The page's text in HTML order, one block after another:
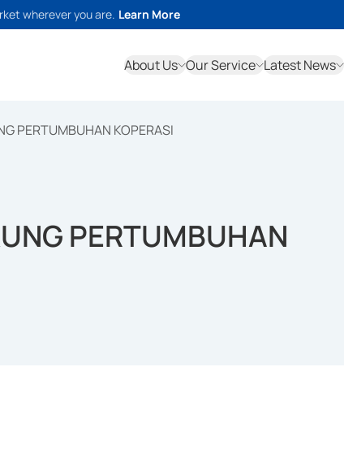
wherever you are. Learn More
About Us Our Service Latest News
PERTUMBUHAN KOPERASI
PERTUMBUHAN